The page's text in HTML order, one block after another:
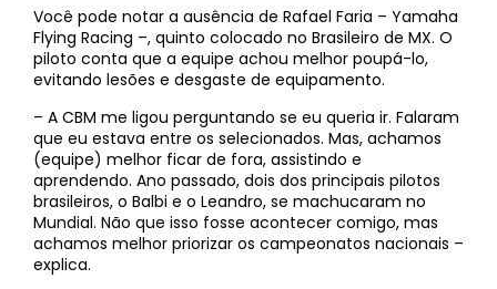
Você pode notar a ausência de Rafael Faria – Yamaha
Flying Racing –, quinto colocado no Brasileiro de MX. O
piloto conta que a equipe achou melhor poupá-lo,
evitando lesões e desgaste de equipamento.
– A CBM me ligou perguntando se eu queria ir. Falaram
que eu estava entre os selecionados. Mas, achamos
(equipe) melhor ficar de fora, assistindo e
aprendendo. Ano passado, dois dos principais pilotos
brasileiros, o Balbi e o Leandro, se machucaram no
Mundial. Não que isso fosse acontecer comigo, mas
achamos melhor priorizar os campeonatos nacionais –
explica.